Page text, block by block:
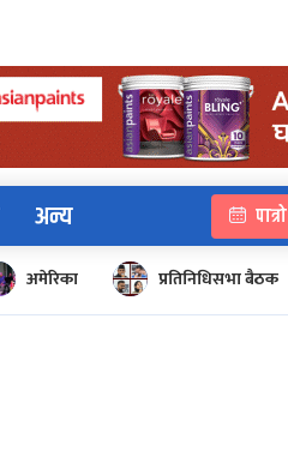
अन्य पात्रो
अमेरिका प्रतिनिधिसभा बैठक